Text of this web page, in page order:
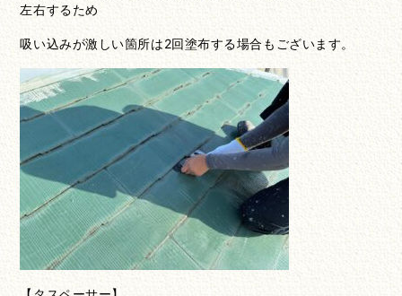
左右するため
吸い込みが激しい箇所は2回塗布する場合もございます。